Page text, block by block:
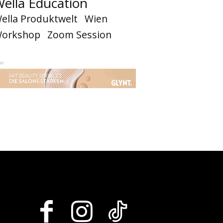
Produktwelt Wien
Zoom Session